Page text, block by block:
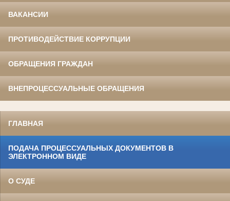
ВАКАНСИИ
ПРОТИВОДЕЙСТВИЕ КОРРУПЦИИ
ОБРАЩЕНИЯ ГРАЖДАН
ВНЕПРОЦЕССУАЛЬНЫЕ ОБРАЩЕНИЯ
ГЛАВНАЯ
ПОДАЧА ПРОЦЕССУАЛЬНЫХ ДОКУМЕНТОВ В
ЭЛЕКТРОННОМ ВИДЕ
О СУДЕ